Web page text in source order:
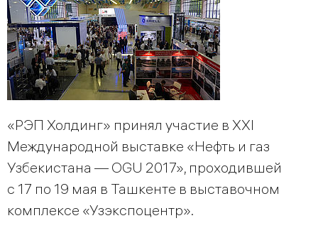
«РЭП Холдинг» принял участие в XXI
Международной выставке «Нефть и газ
Узбекистана — OGU 2017», проходившей
с 17 по 19 мая в Ташкенте в выставочном
комплексе «Узэкспоцентр».